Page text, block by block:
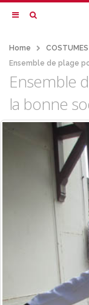
Home COSTUMES
Ensemble de plage
Ensemble
la bonne